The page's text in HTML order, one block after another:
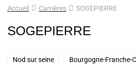
Accueil Carrières SOGEPIERRE
SOGEPIERRE
Nod sur seine Bourgogne-Franche-